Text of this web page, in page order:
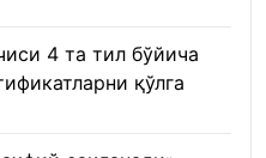
4 та тил бўйича
қўлга